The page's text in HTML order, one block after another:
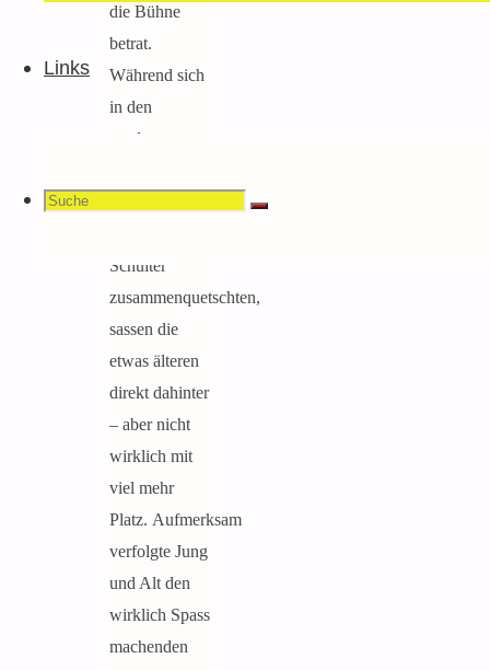
Links
Suche
Suchen
Suche
die Bühne
betrat.
Während sich
in den
vordersten
Schulter
zusammenquetschten,
sassen die
etwas älteren
direkt dahinter
– aber nicht
wirklich mit
viel mehr
Platz. Aufmerksam
verfolgte Jung
und Alt den
wirklich Spass
machenden